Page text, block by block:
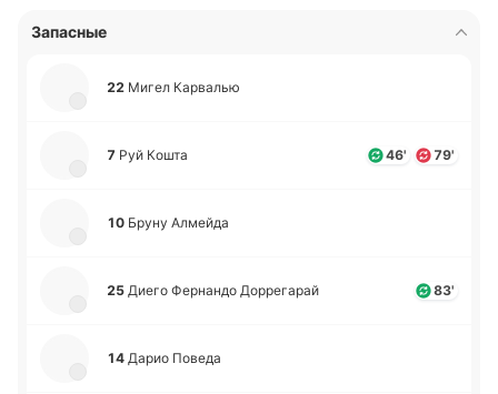
Запасные
22 Мигел Ка­рва­лью
7 Руй Кошта 46' 79'
10 Бруну Алмей­да
25 Диего Фе­рна­ндо До­рре­га­рай 83'
14 Дарио Поведа